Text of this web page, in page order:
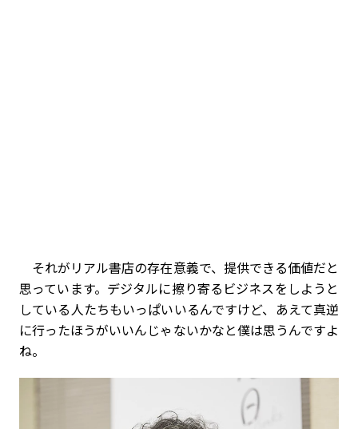
それがリアル書店の存在意義で、提供できる価値だと
思っています。デジタルに擦り寄るビジネスをしようと
している人たちもいっぱいいるんですけど、あえて真逆
に行ったほうがいいんじゃないかなと僕は思うんですよ
ね。